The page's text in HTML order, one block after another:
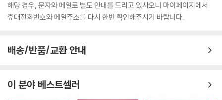
해당 경우, 문자와 메일로 별도 안내를 드리고 있사오니 마이페이지에서
휴대전화번호와 메일주소를 다시 한번 확인해주시기 바랍니다.
배송/반품/교환 안내
이 분야 베스트셀러